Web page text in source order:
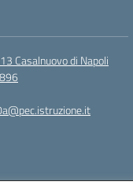
Casalnuovo di Napoli